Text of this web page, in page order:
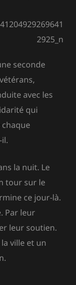
seconde
avec les
qui
la nuit. Le
tour sur le
ce jour-là.
Par leur
leur soutien.
ville et un